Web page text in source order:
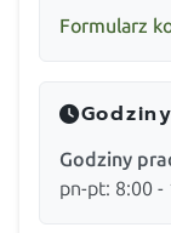
Formularz
Godziny
pn-pt: 8:00 -